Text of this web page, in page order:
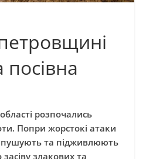
посівна
розпочались
Попри жорстокі атаки
та підживлюють
злакових та